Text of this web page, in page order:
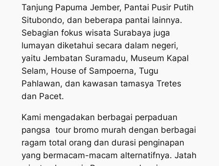
Tanjung Papuma Jember, Pantai Pusir Putih
Situbondo, dan beberapa pantai lainnya.
Sebagian fokus wisata Surabaya juga
lumayan diketahui secara dalam negeri,
yaitu Jembatan Suramadu, Museum Kapal
Selam, House of Sampoerna, Tugu
Pahlawan, dan kawasan tamasya Tretes
dan Pacet.
Kami mengadakan berbagai perpaduan
pangsa tour bromo murah dengan berbagai
ragam total orang dan durasi penginapan
yang bermacam-macam alternatifnya. Jatah